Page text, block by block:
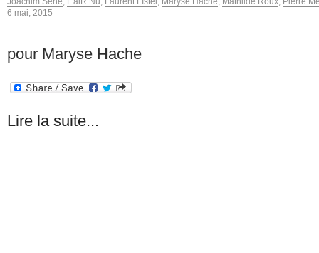
6 mai, 2015
pour Maryse Hache
Lire la suite...